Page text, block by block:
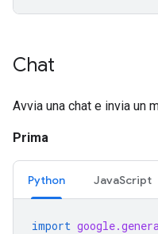
Chat
Avvia una chat e invia un
Prima
Python JavaScript
import